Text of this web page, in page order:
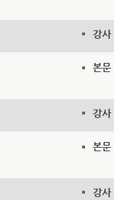
강사
본문
강사
본문
강사